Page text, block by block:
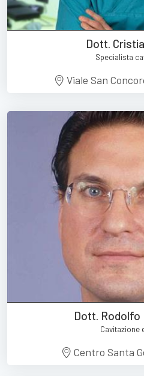
Dott.
Specialista
Viale San
Dott. Rodolfo
Cavitazione
Centro Santa